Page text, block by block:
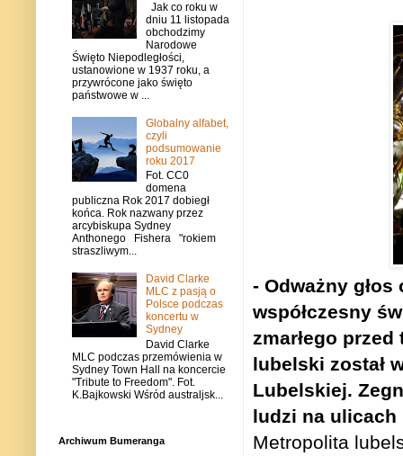
- Odważny
współczesny
zmarłego
lubelski został
Lubelskiej.
ludzi na ulicach
Metropolita
Jak co roku w
dniu 11 listopada
obchodzimy
Narodowe
Święto Niepodległości,
ustanowione w 1937 roku, a
przywrócone jako święto
państwowe w ...
Globalny alfabet,
czyli
podsumowanie
roku 2017
Fot. CC0
domena
publiczna Rok 2017 dobiegł
końca. Rok nazwany przez
arcybiskupa Sydney
Anthonego Fishera "rokiem
straszliwym...
David Clarke
MLC z pasją o
Polsce podczas
koncertu w
Sydney
David Clarke
MLC podczas przemówienia w
Sydney Town Hall na koncercie
"Tribute to Freedom". Fot.
K.Bajkowski Wśród australjsk...
Archiwum Bumeranga